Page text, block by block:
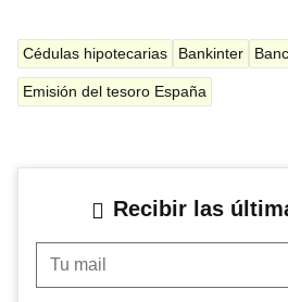
Cédulas hipotecarias Bankinter
Emisión del tesoro España
Recibir las
Tu mail